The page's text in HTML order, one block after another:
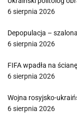
6 sierpnia 2026
Depopulacja –
6 sierpnia 2026
FIFA wpadła na
6 sierpnia 2026
Wojna rosyjsko-
6 sierpnia 2026